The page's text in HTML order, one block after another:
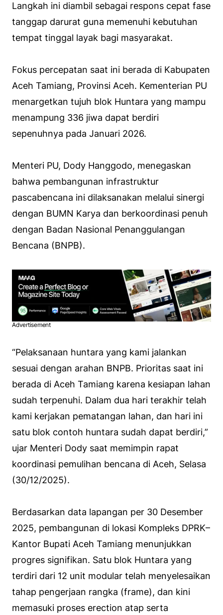
Langkah ini diambil sebagai respons cepat fase
tanggap darurat guna memenuhi kebutuhan
tempat tinggal layak bagi masyarakat.
Fokus percepatan saat ini berada di Kabupaten
Aceh Tamiang, Provinsi Aceh. Kementerian PU
menargetkan tujuh blok Huntara yang mampu
menampung 336 jiwa dapat berdiri
sepenuhnya pada Januari 2026.
Menteri PU, Dody Hanggodo, menegaskan
bahwa pembangunan infrastruktur
pascabencana ini dilaksanakan melalui sinergi
dengan BUMN Karya dan berkoordinasi penuh
dengan Badan Nasional Penanggulangan
Bencana (BNPB).
Advertisement
“Pelaksanaan huntara yang kami jalankan
sesuai dengan arahan BNPB. Prioritas saat ini
berada di Aceh Tamiang karena kesiapan lahan
sudah terpenuhi. Dalam dua hari terakhir telah
kami kerjakan pematangan lahan, dan hari ini
satu blok contoh huntara sudah dapat berdiri,”
ujar Menteri Dody saat memimpin rapat
koordinasi pemulihan bencana di Aceh, Selasa
(30/12/2025).
Berdasarkan data lapangan per 30 Desember
2025, pembangunan di lokasi Kompleks DPRK–
Kantor Bupati Aceh Tamiang menunjukkan
progres signifikan. Satu blok Huntara yang
terdiri dari 12 unit modular telah menyelesaikan
tahap pengerjaan rangka (frame), dan kini
memasuki proses erection atap serta